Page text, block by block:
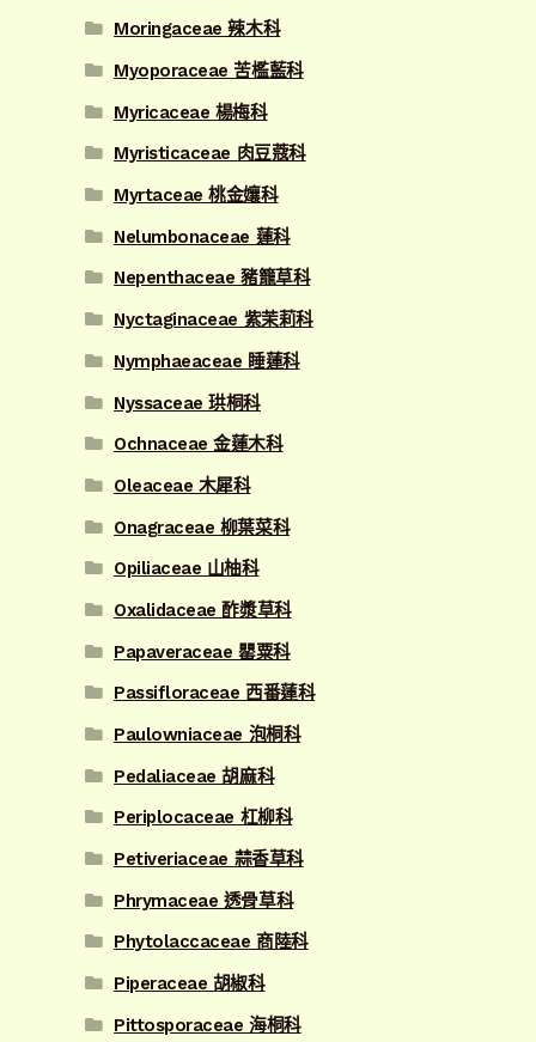
Moringaceae 辣木科
Myoporaceae 苦檻藍科
Myricaceae 楊梅科
Myristicaceae 肉豆蔻科
Myrtaceae 桃金孃科
Nelumbonaceae 蓮科
Nepenthaceae 豬籠草科
Nyctaginaceae 紫茉莉科
Nymphaeaceae 睡蓮科
Nyssaceae 珙桐科
Ochnaceae 金蓮木科
Oleaceae 木犀科
Onagraceae 柳葉菜科
Opiliaceae 山柚科
Oxalidaceae 酢漿草科
Papaveraceae 罌粟科
Passifloraceae 西番蓮科
Paulowniaceae 泡桐科
Pedaliaceae 胡麻科
Periplocaceae 杠柳科
Petiveriaceae 蒜香草科
Phrymaceae 透骨草科
Phytolaccaceae 商陸科
Piperaceae 胡椒科
Pittosporaceae 海桐科